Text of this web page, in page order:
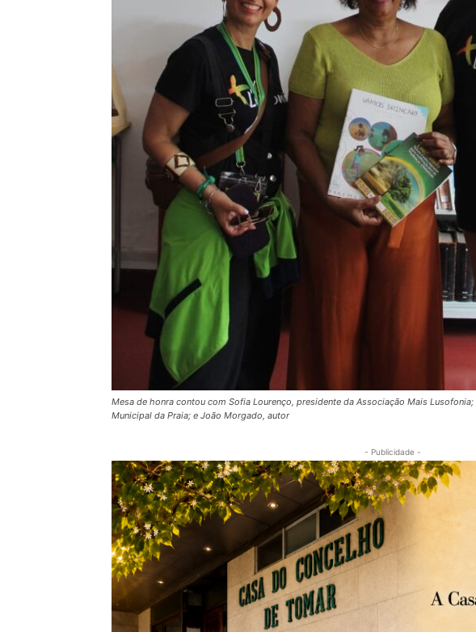
Mesa de honra contou com Sofia Lourenço, presidente da Associação Mais
Municipal da Praia; e João Morgado, autor
- Publicidade -